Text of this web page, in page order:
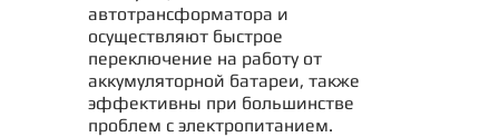
автотрансформатора и
осуществляют быстрое
переключение на работу от
аккумуляторной батареи, также
эффективны при большинстве
проблем с электропитанием.